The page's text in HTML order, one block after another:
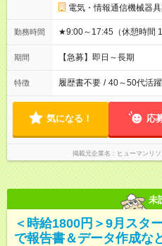
電気・情報通信機械器
勤務時間 ★9:00～17:45（休憩時間
期間 【急募】即日～長期
特徴 履歴書不要 / 40～50代活
気になる！ 応
掲載元企業名 ヒューマンリ
未
＜時給1800円＞9月スタ
で報告書＆データ作成な